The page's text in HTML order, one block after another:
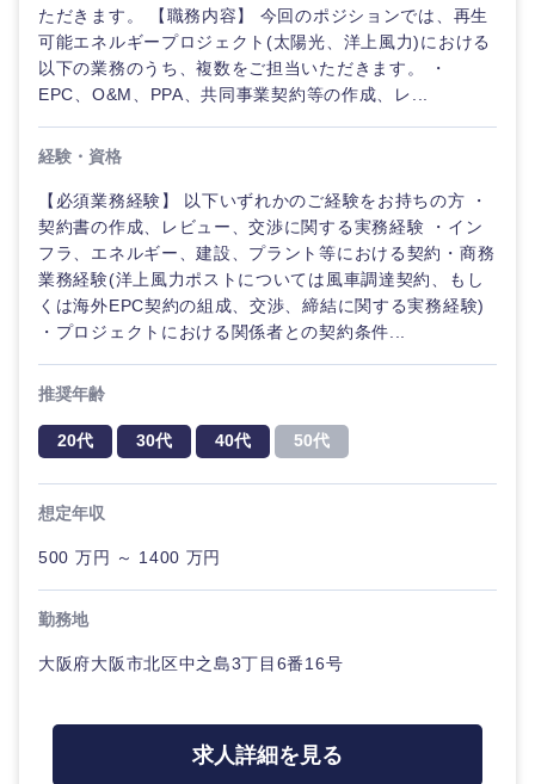
ただきます。 【職務内容】 今回のポジションでは、再生
可能エネルギープロジェクト(太陽光、洋上風力)における
以下の業務のうち、複数をご担当いただきます。 ・
EPC、O&M、PPA、共同事業契約等の作成、レ...
経験・資格
【必須業務経験】 以下いずれかのご経験をお持ちの方 ・
契約書の作成、レビュー、交渉に関する実務経験 ・イン
フラ、エネルギー、建設、プラント等における契約・商務
業務経験(洋上風力ポストについては風車調達契約、もし
くは海外EPC契約の組成、交渉、締結に関する実務経験)
・プロジェクトにおける関係者との契約条件...
推奨年齢
20代 30代 40代 50代
想定年収
500 万円 ～ 1400 万円
勤務地
大阪府大阪市北区中之島3丁目6番16号
求人詳細を見る